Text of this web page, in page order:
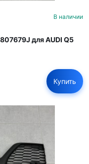
В наличии
для AUDI Q5
Купить